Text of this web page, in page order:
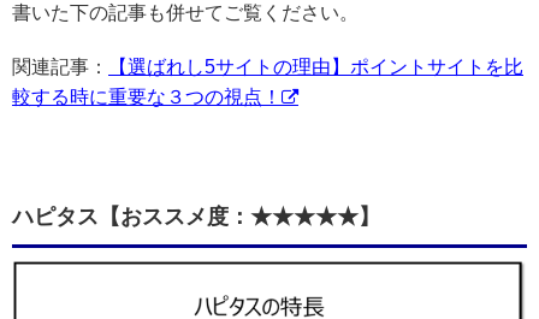
書いた下の記事も併せてご覧ください。
関連記事：
【選ばれし5サイトの理由】ポイントサイトを比
較する時に重要な３つの視点！
ハピタス【おススメ度：★★★★★】